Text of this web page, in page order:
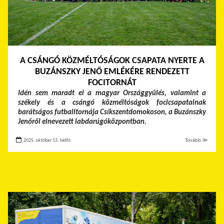
A CSÁNGÓ KÖZMÉLTÓSÁGOK CSAPATA NYERTE A
BUZÁNSZKY JENŐ EMLÉKÉRE RENDEZETT
FOCITORNÁT
Idén sem maradt el a magyar Országgyűlés, valamint a
székely és a csángó közméltóságok focicsapatainak
barátságos futballtornája Csíkszentdomokoson, a Buzánszky
Jenőről elnevezett labdarúgóközpontban.
2025. október 13. hétfő Tovább ≫